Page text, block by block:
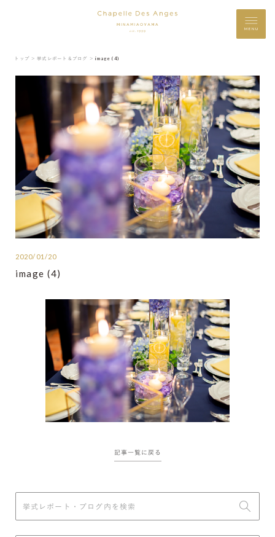
MENU
トップ ＞ 挙式レポート＆ブログ ＞ image (4)
2020/01/20
image (4)
記事一覧に戻る